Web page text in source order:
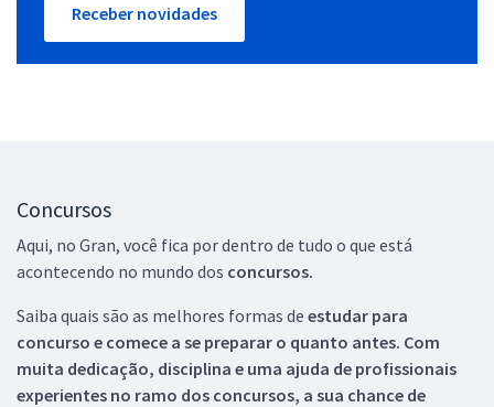
Receber novidades
Concursos
Aqui, no Gran, você fica por dentro de tudo o que está
acontecendo no mundo dos concursos.
Saiba quais são as melhores formas de estudar para
concurso e comece a se preparar o quanto antes. Com
muita dedicação, disciplina e uma ajuda de profissionais
experientes no ramo dos concursos, a sua chance de